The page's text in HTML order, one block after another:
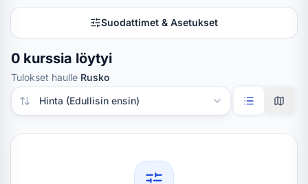
Suodattimet & Asetukset
0 kurssia löytyi
Tulokset haulle Rusko
Järjestä tulokset